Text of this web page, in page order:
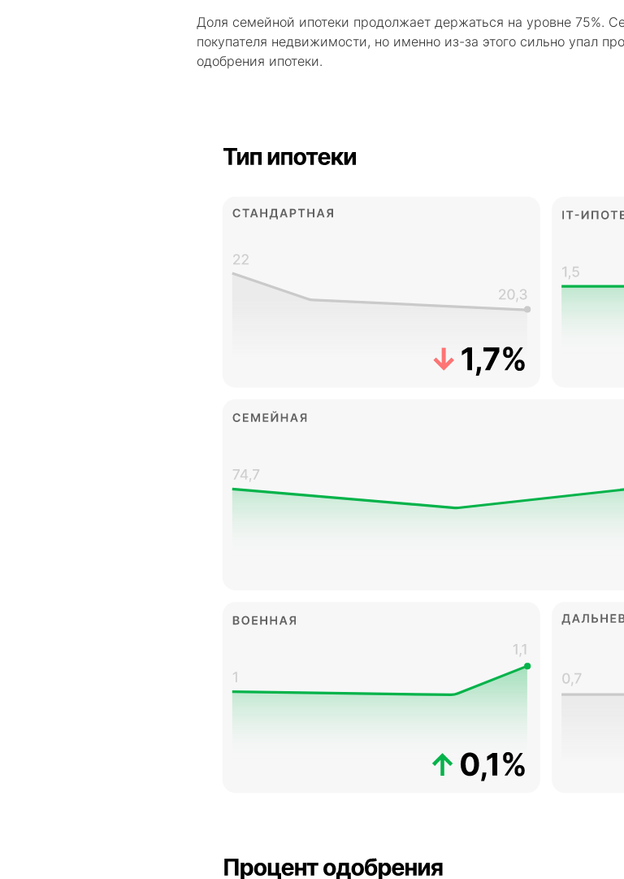
Доля семейной ипотеки продолжает держаться на уровне 75%.
покупателя недвижимости, но именно из-за этого сильно упал
одобрения ипотеки.